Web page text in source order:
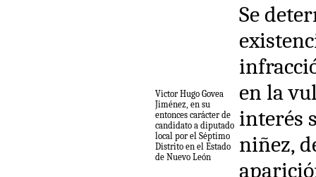
Victor Hugo Govea
Jiménez, en su
entonces carácter de
candidato a diputado
local por el Séptimo
Distrito en el Estado
de Nuevo León
Se
en la
interés
niñez,